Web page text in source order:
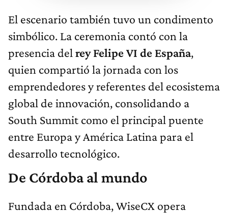
El escenario también tuvo un condimento
simbólico. La ceremonia contó con la
presencia del rey Felipe VI de España,
quien compartió la jornada con los
emprendedores y referentes del ecosistema
global de innovación, consolidando a
South Summit como el principal puente
entre Europa y América Latina para el
desarrollo tecnológico.
De Córdoba al mundo
Fundada en Córdoba, WiseCX opera